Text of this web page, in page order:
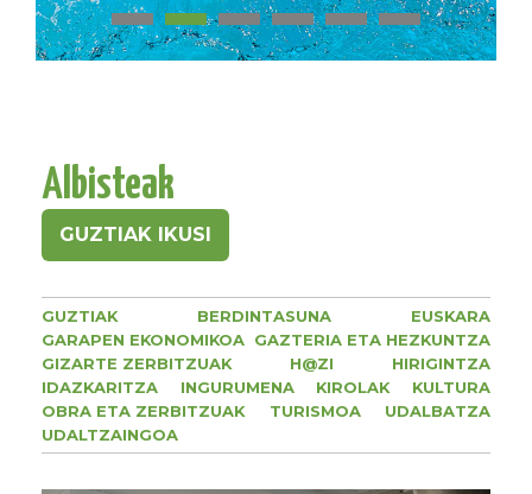
Albisteak
GUZTIAK IKUSI
GUZTIAK BERDINTASUNA
EUSKARA
GARAPEN EKONOMIKOA GAZTERIA ETA HEZKUNTZA
GIZARTE ZERBITZUAK
H@ZI
HIRIGINTZA
IDAZKARITZA
INGURUMENA KIROLAK
KULTURA
OBRA ETA ZERBITZUAK
TURISMOA
UDALBATZA
UDALTZAINGOA